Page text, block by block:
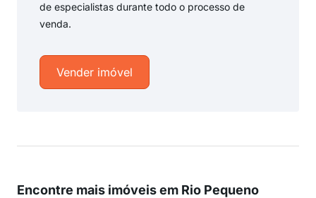
de especialistas durante todo o processo de
venda.
Vender imóvel
Encontre mais imóveis em Rio Pequeno